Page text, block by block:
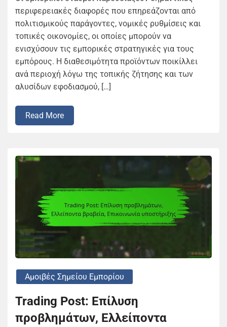
περιφερειακές διαφορές που επηρεάζονται από
πολιτισμικούς παράγοντες, νομικές ρυθμίσεις και
τοπικές οικονομίες, οι οποίες μπορούν να
ενισχύσουν τις εμπορικές στρατηγικές για τους
εμπόρους. Η διαθεσιμότητα προϊόντων ποικίλλει
ανά περιοχή λόγω της τοπικής ζήτησης και των
αλυσίδων εφοδιασμού, […]
Read More
Αμοιβές Σημείου Εμπορίου
Trading Post: Επίλυση
προβλημάτων, Ελλείποντα